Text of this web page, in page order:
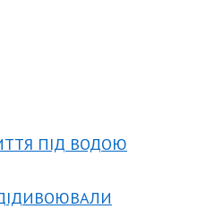
ПІД ВОДОЮ
ДІДИВОЮВАЛИ